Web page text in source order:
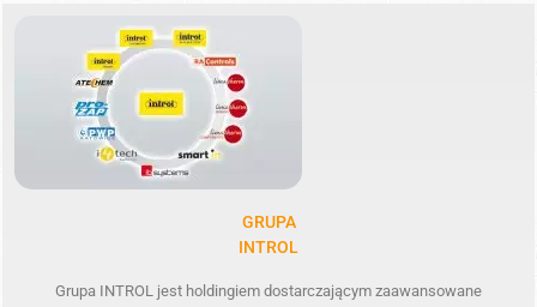
GRUPA
INTROL
Grupa INTROL jest holdingiem dostarczającym zaawansowane